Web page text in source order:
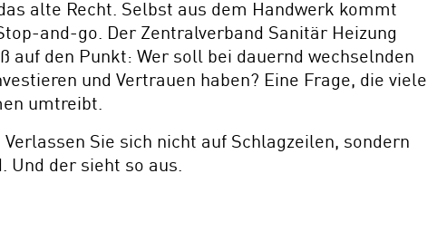
alte Recht. Selbst aus dem Handwerk kommt
and-go. Der Zentralverband Sanitär Heizung
auf den Punkt: Wer soll bei dauernd wechselnden
und Vertrauen haben? Eine Frage, die viele
umtreibt.
Sie sich nicht auf Schlagzeilen, sondern
Und der sieht so aus.